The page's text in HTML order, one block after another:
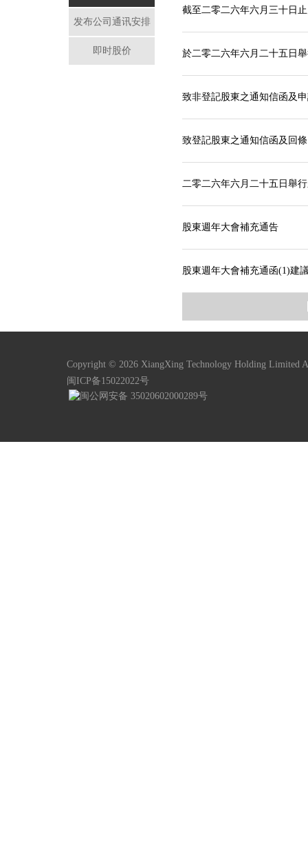
发布公司通讯安排
即时股价
截至二零二六年六月三十日
於二零二六年六月二十五日
致非登記股東之通知信函及
致登記股東之通知信函及回條
二零二六年六月二十五日舉
股東週年大會補充通告
股東週年大會補充通函(1)建
Copyright © 2026 XiangXing Technology Holding Limited
闽ICP备15022022号
闽公网安备 35020602000289号